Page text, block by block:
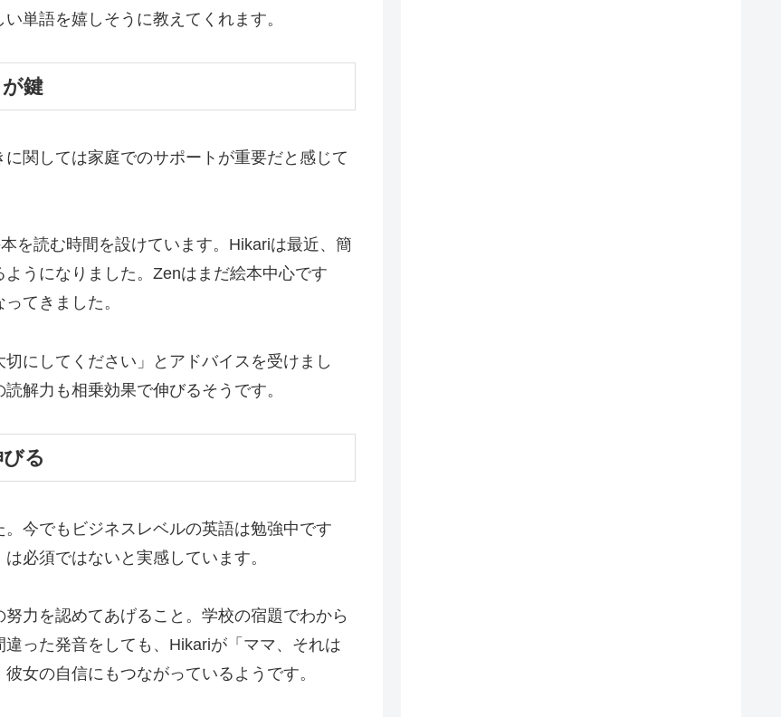
単語を嬉しそうに教えてくれます。
鍵
関しては家庭でのサポートが重要だと感じて
を読む時間を設けています。Hikariは最近、簡
うになりました。Zenはまだ絵本中心です
てきました。
にしてください」とアドバイスを受けまし
解力も相乗効果で伸びるそうです。
る
今でもビジネスレベルの英語は勉強中です
必須ではないと実感しています。
力を認めてあげること。学校の宿題でわから
った発音をしても、Hikariが「ママ、それは
女の自信にもつながっているようです。